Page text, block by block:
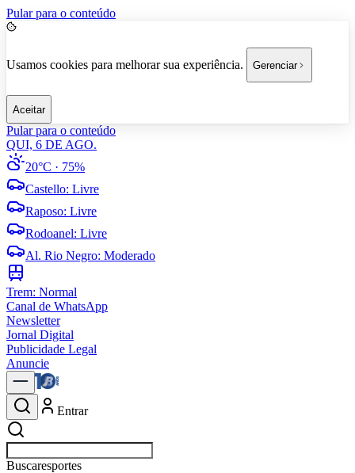
Pular para o conteúdo
Usamos cookies para melhorar sua experiência. Gerenciar
Aceitar
Pular para o conteúdo
QUI, 6 DE AGO.
20°C · 75%
Castello: Livre
Raposo: Livre
Rodoanel: Livre
Al. Rio Negro: Moderado
Trem: Normal
Canal de WhatsApp
Newsletter
Jornal Digital
Publicidade Legal
Anuncie
Entrar
Buscarpolítica